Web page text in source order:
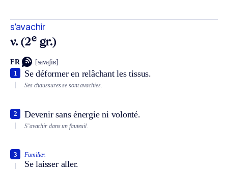
s’avachir
v. (2e gr.)
FR [savaʃiʀ]
Se déformer en relâchant les tissus.
1
Ses chaussures se sont avachies.
Devenir sans énergie ni volonté.
2
S’avachir dans un fauteuil.
Familier.
Se laisser aller.
3